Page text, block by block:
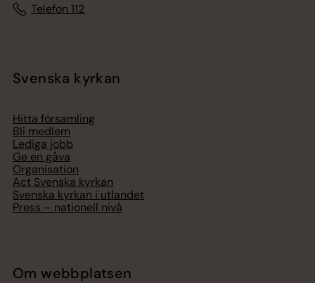
Telefon 112
Svenska kyrkan
Hitta församling
Bli medlem
Lediga jobb
Ge en gåva
Organisation
Act Svenska kyrkan
Svenska kyrkan i utlandet
Press – nationell nivå
Om webbplatsen